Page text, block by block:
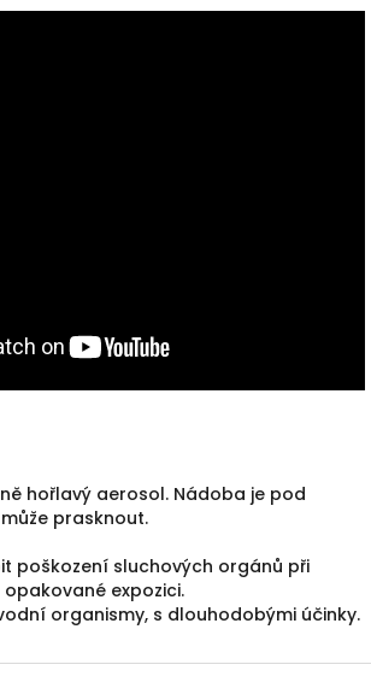
hořlavý aerosol. Nádoba je pod
prasknout.
poškození sluchových orgánů při
expozici.
organismy, s dlouhodobými účinky.